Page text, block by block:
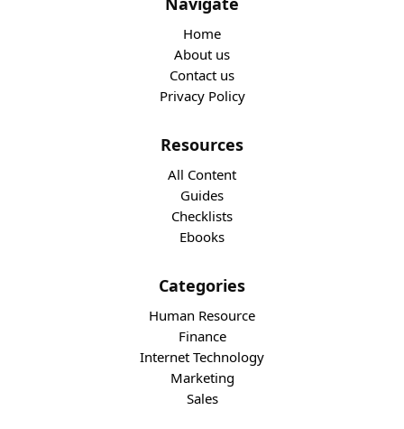
Home
About us
Contact us
Privacy Policy
Resources
All Content
Guides
Checklists
Ebooks
Categories
Human Resource
Finance
Internet Technology
Marketing
Sales